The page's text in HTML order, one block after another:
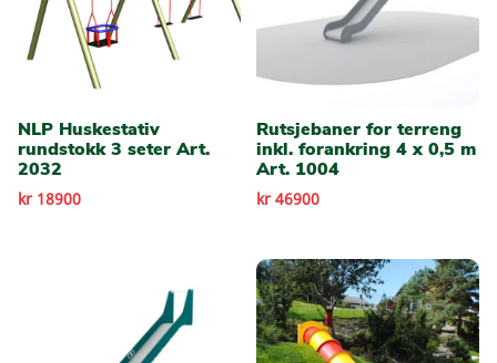
NLP Huskestativ
rundstokk 3 seter Art.
2032
kr 18900
Rutsjebaner for terreng
inkl. forankring 4 x 0,5 m
Art. 1004
kr 46900